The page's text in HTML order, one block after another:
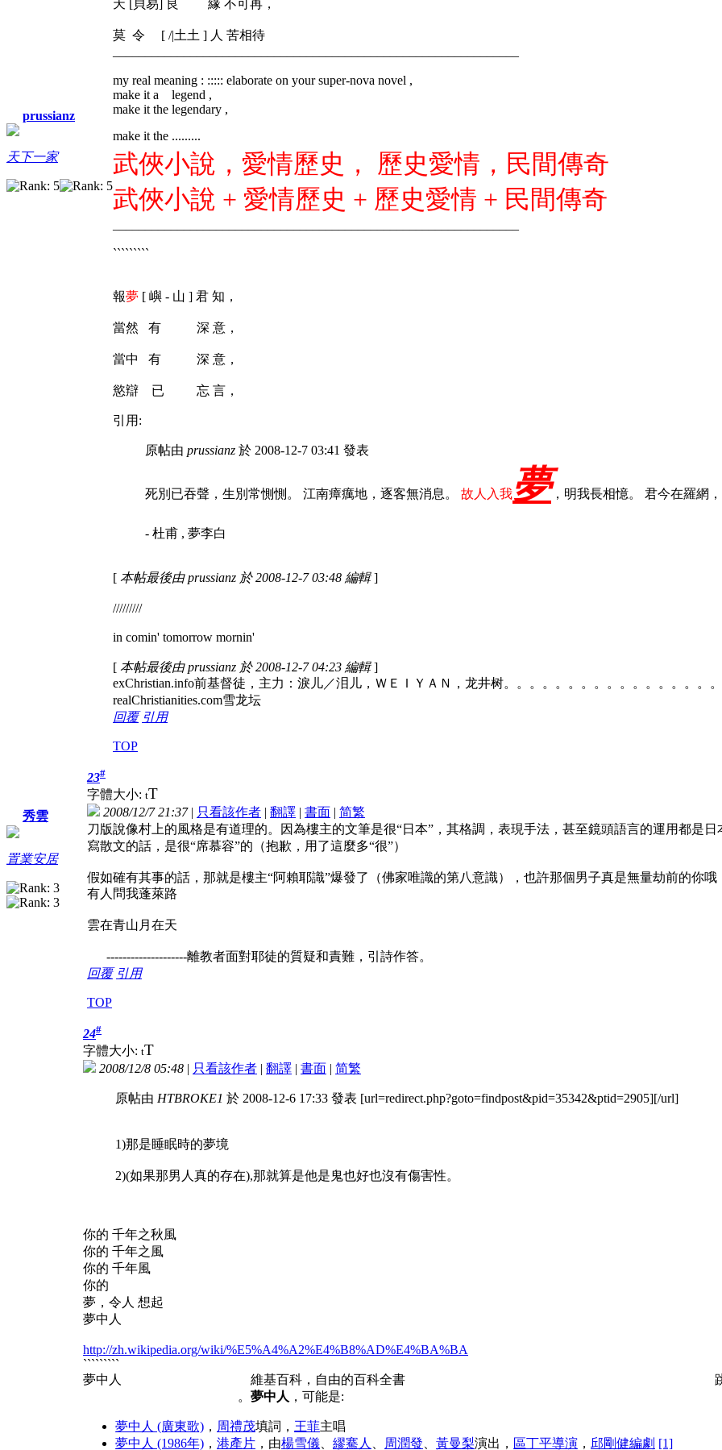
prussianz
天下一家
天 [貝易] 良 緣 不可再，
莫 令 [ /|土土 ] 人 苦相待
my real meaning : ::::: elaborate on your super-nova novel ,
make it a legend ,
make it the legendary ,
make it the .........
武俠小說，愛情歷史， 歷史愛情，民間傳奇
武俠小說 + 愛情歷史 + 歷史愛情 + 民間傳奇
`````````
報夢 [ 嶼 - 山 ] 君 知，
當然 有 深 意，
當中 有 深 意，
慾辯 已 忘 言，
引用:
原帖由 prussianz 於 2008-12-7 03:41 發表
死別已吞聲，生別常惻惻。 江南瘴癘地，逐客無消息。 故人入我 夢，明我長相憶。 君今在羅網
- 杜甫 , 夢李白
[ 本帖最後由 prussianz 於 2008-12-7 03:48 編輯]
/////////
in comin' tomorrow mornin'
[ 本帖最後由 prussianz 於 2008-12-7 04:23 編輯]
exChristian.info前基督徒，主力：淚儿／泪儿，ＷＥＩＹＡＮ，龙井树。。。。。。。。。。。。。。。
realChristianities.com雪龙坛
回覆 引用
TOP
秀雲
置業安居
23#
字體大小: tT
2008/12/7 21:37| 只看該作者 | 翻譯 | 書面 | 简繁
刀版說像村上的風格是有道理的。因為樓主的文筆是很“日本”，其格調，表現手法，甚至鏡頭語言的運用都是
寫散文的話，是很“席慕容”的（抱歉，用了這麼多“很”）
假如確有其事的話，那就是樓主“阿賴耶識”爆發了（佛家唯識的第八意識），也許那個男子真是無量劫前的你
有人問我蓬萊路
雲在青山月在天
--------------------離教者面對耶徒的質疑和責難，引詩作答。
回覆 引用
TOP
24#
字體大小: tT
2008/12/8 05:48 | 只看該作者 | 翻譯 | 書面 | 简繁
原帖由 HTBROKE1 於 2008-12-6 17:33 發表 [url=redirect.php?goto=findpost&pid=35342&ptid=2905][/url]
1)那是睡眠時的夢境
2)(如果那男人真的存在),那就算是他是鬼也好也沒有傷害性。
你的 千年之秋風
你的 千年之風
你的 千年風
你的
夢，令人 想起
夢中人
http://zh.wikipedia.org/wiki/%E5%A4%A2%E4%B8%AD%E4%BA%BA
`````````
夢中人 維基百科，自由的百科全書 跳轉
。 夢中人 ，可能是:
夢中人 (廣東歌) ， 周禮茂填詞， 王菲主唱
夢中人 (1986年) ， 港產片 ，由楊雪儀 繆騫人 周潤發 黃曼梨演出， 區丁平導演 ， 邱剛健編劇 [1]